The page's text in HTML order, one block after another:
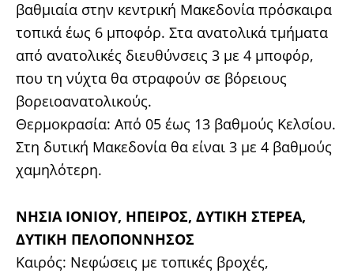
βαθμιαία στην κεντρική Μακεδονία πρόσκαιρα
τοπικά έως 6 μποφόρ. Στα ανατολικά τμήματα
από ανατολικές διευθύνσεις 3 με 4 μποφόρ,
που τη νύχτα θα στραφούν σε βόρειους
βορειοανατολικούς.
Θερμοκρασία: Από 05 έως 13 βαθμούς Κελσίου.
Στη δυτική Μακεδονία θα είναι 3 με 4 βαθμούς
χαμηλότερη.
ΝΗΣΙΑ ΙΟΝΙΟΥ, ΗΠΕΙΡΟΣ, ΔΥΤΙΚΗ ΣΤΕΡΕΑ,
ΔΥΤΙΚΗ ΠΕΛΟΠΟΝΝΗΣΟΣ
Καιρός: Νεφώσεις με τοπικές βροχές,